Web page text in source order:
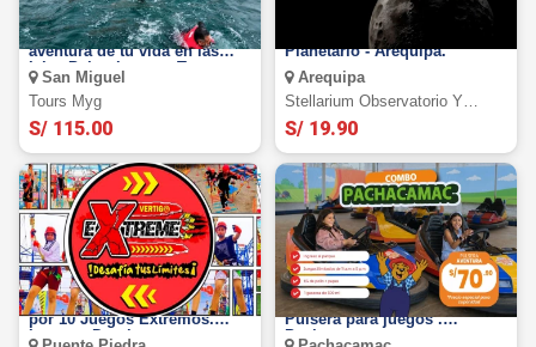
Paseo en Yate: Vive la
aventura de tu vida en las
Islas Palomino con Tours
MyG!
San Miguel
Tours Myg
S/ 115.00
Stellarium Observatorio y
Planetario - Arequipa.
Arequipa
Stellarium Observatorio Y
Planetario.
S/ 19.90
VERTIGO EXTREME: Oferta
por 10 Juegos Extremos.
Lunes a Domingo
Rancho Aventura Park:
Pulsera para juegos .
Pachacamac